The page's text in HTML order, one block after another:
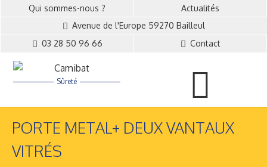
Qui sommes-nous ?
Actualités
Avenue de l'Europe 59270 Bailleul
03 28 50 96 66
Contact
Sûreté
PORTE METAL+ DEUX VANTAUX
VITRÉS